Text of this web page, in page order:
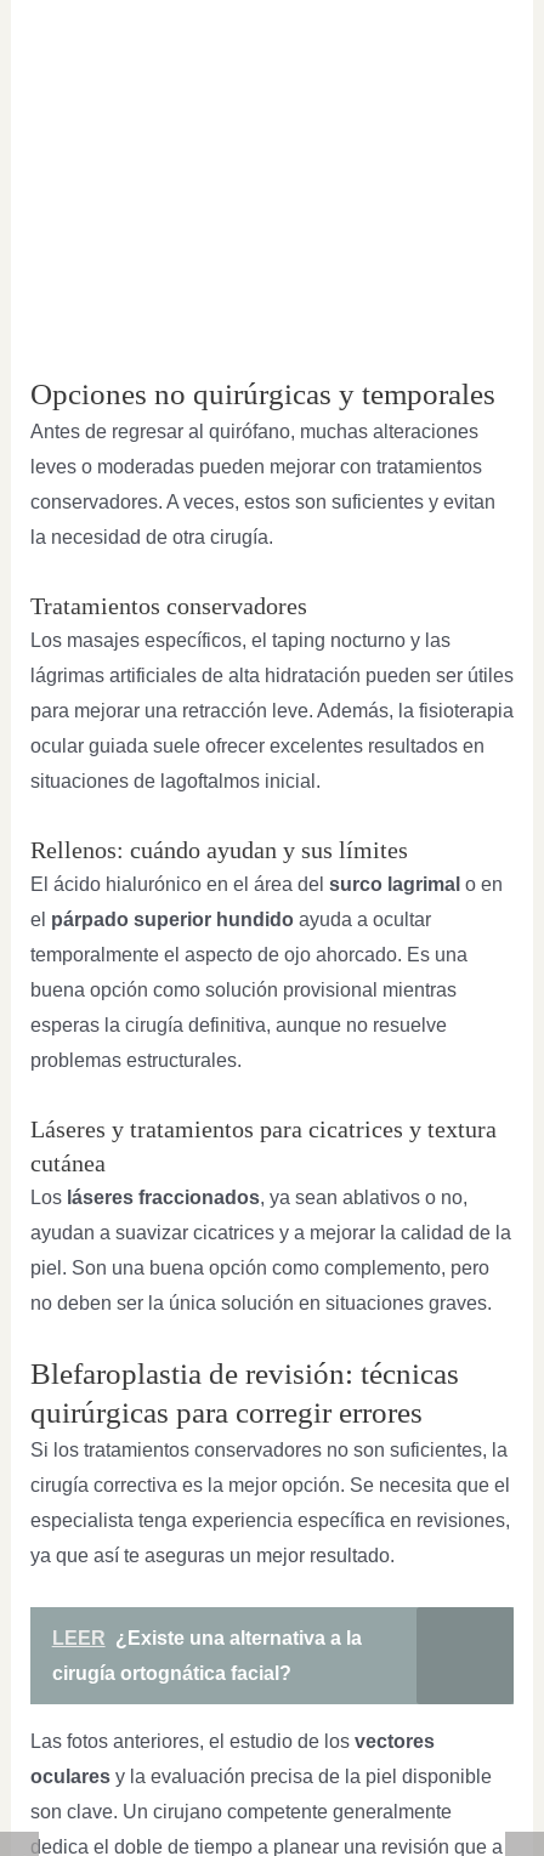
Opciones no quirúrgicas y temporales
Antes de regresar al quirófano, muchas alteraciones
leves o moderadas pueden mejorar con tratamientos
conservadores. A veces, estos son suficientes y evitan
la necesidad de otra cirugía.
Tratamientos conservadores
Los masajes específicos, el taping nocturno y las
lágrimas artificiales de alta hidratación pueden ser útiles
para mejorar una retracción leve. Además, la fisioterapia
ocular guiada suele ofrecer excelentes resultados en
situaciones de lagoftalmos inicial.
Rellenos: cuándo ayudan y sus límites
El ácido hialurónico en el área del surco lagrimal o en
el párpado superior hundidoayuda a ocultar
temporalmente el aspecto de ojo ahorcado. Es una
buena opción como solución provisional mientras
esperas la cirugía definitiva, aunque no resuelve
problemas estructurales.
Láseres y tratamientos para cicatrices y textura
cutánea
Losláseres fraccionados, ya sean ablativos o no,
ayudan a suavizar cicatrices y a mejorar la calidad de la
piel. Son una buena opción como complemento, pero
no deben ser la única solución en situaciones graves.
Blefaroplastia de revisión: técnicas
quirúrgicas para corregir errores
Si los tratamientos conservadores no son suficientes, la
cirugía correctiva es la mejor opción. Se necesita que el
especialista tenga experiencia específica en revisiones,
ya que así te aseguras un mejor resultado.
LEER ¿Existe una alternativa a la
cirugía ortognática facial?
Las fotos anteriores, el estudio de los vectores
ocularesy la evaluación precisa de la piel disponible
son clave. Un cirujano competente generalmente
dedica el doble de tiempo a planear una revisión que a